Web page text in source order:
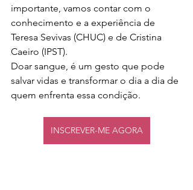
importante, vamos contar com o
conhecimento e a experiência de
Teresa Sevivas (CHUC) e de Cristina
Caeiro (IPST).
Doar sangue, é um gesto que pode
salvar vidas e transformar o dia a dia de
quem enfrenta essa condição.
INSCREVER-ME AGORA